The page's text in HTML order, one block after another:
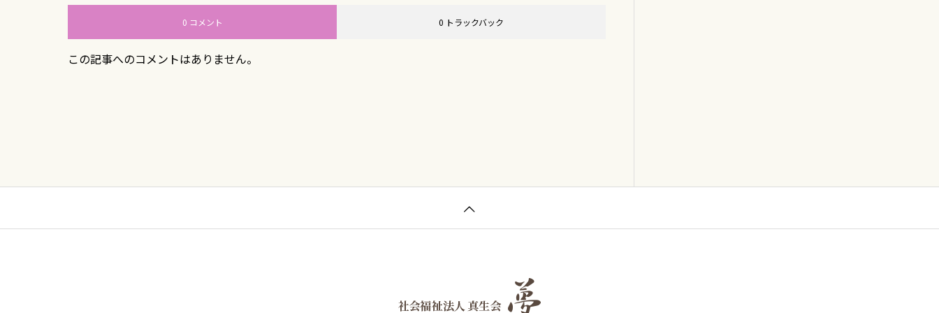
0 コメント 0 トラックバック
この記事へのコメントはありません。